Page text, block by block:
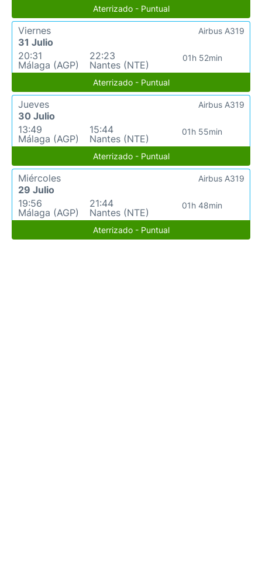
Aterrizado - Puntual
Viernes
31 Julio
20:31
Málaga (AGP)
22:23
Nantes (NTE)
01h 52min
Airbus A319
Aterrizado - Puntual
Jueves
30 Julio
13:49
Málaga (AGP)
15:44
Nantes (NTE)
01h 55min
Airbus A319
Aterrizado - Puntual
Miércoles
29 Julio
19:56
Málaga (AGP)
21:44
Nantes (NTE)
01h 48min
Airbus A319
Aterrizado - Puntual